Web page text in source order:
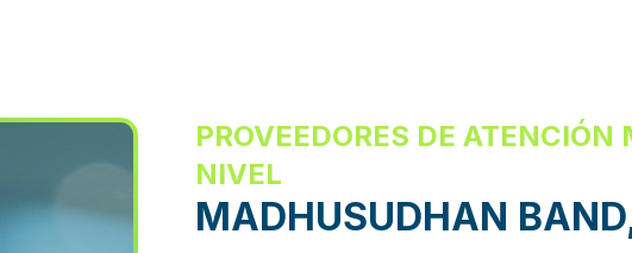
PROVEEDORES DE ATENCIÓN
NIVEL
MADHUSUDHAN